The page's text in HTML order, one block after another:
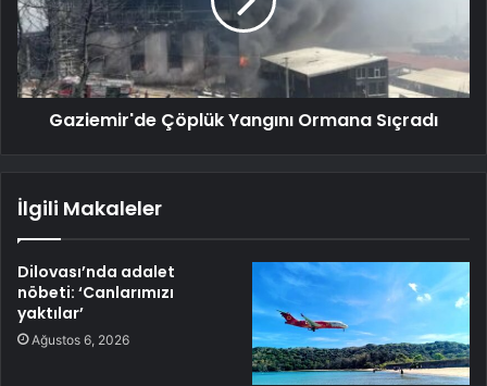
Gaziemir'de Çöplük Yangını Ormana Sıçradı
İlgili Makaleler
Dilovası’nda adalet
nöbeti: ‘Canlarımızı
yaktılar’
Ağustos 6, 2026